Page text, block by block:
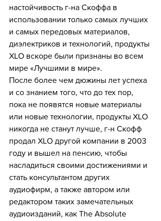
настойчивость г-на Скоффа в
использовании только самых лучших
и самых передовых материалов,
диэлектриков и технологий, продукты
XLO вскоре были признаны во всем
мире «Лучшими в мире».
После более чем дюжины лет успеха
и со знанием того, что до тех пор,
пока не появятся новые материалы
или новые технологии, продукты XLO
никогда не станут лучше, г-н Скофф
продал XLO другой компании в 2003
году и вышел на пенсию, чтобы
насладиться своими достижениями и
стать консультантом других
аудиофирм, а также автором или
редактором таких замечательных
аудиоизданий, как The Absolute